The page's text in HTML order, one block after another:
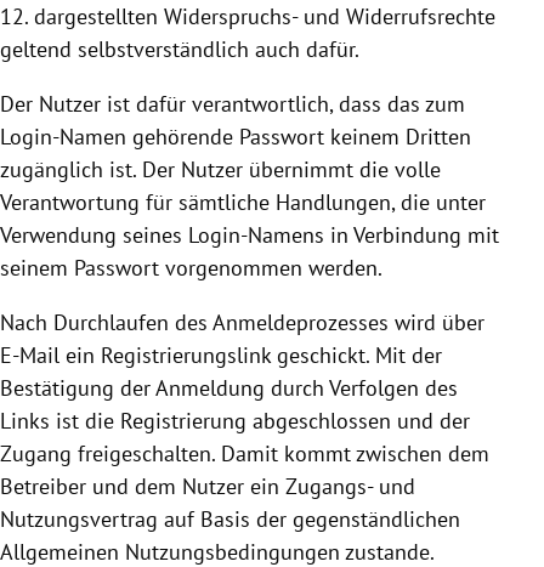
12. dargestellten Widerspruchs- und Widerrufsrechte
geltend selbstverständlich auch dafür.
Der Nutzer ist dafür verantwortlich, dass das zum
Login-Namen gehörende Passwort keinem Dritten
zugänglich ist. Der Nutzer übernimmt die volle
Verantwortung für sämtliche Handlungen, die unter
Verwendung seines Login-Namens in Verbindung mit
seinem Passwort vorgenommen werden.
Nach Durchlaufen des Anmeldeprozesses wird über
E-Mail ein Registrierungslink geschickt. Mit der
Bestätigung der Anmeldung durch Verfolgen des
Links ist die Registrierung abgeschlossen und der
Zugang freigeschalten. Damit kommt zwischen dem
Betreiber und dem Nutzer ein Zugangs- und
Nutzungsvertrag auf Basis der gegenständlichen
Allgemeinen Nutzungsbedingungen zustande.